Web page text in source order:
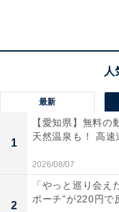
最新
1
【愛知県】無料
天然温泉も！ 高速
2026/08/07
2
「やっと巡り会え
ポーチ”が220円で